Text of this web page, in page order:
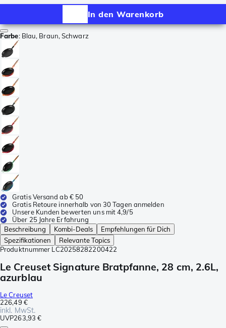
In den Warenkorb
Farbe: Blau, Braun, Schwarz
Gratis Versand ab € 50
Gratis Retoure innerhalb von 30 Tagen anmelden
Unsere Kunden bewerten uns mit 4,9/5
Über 25 Jahre Erfahrung
Beschreibung
Kombi-Deals
Empfehlungen für Dich
Spezifikationen
Relevante Topics
Produktnummer LC20258282200422
Le Creuset Signature Bratpfanne, 28 cm, 2.6L,
azurblau
Le Creuset
226,49 €
inkl. MwSt.
UVP263,93 €